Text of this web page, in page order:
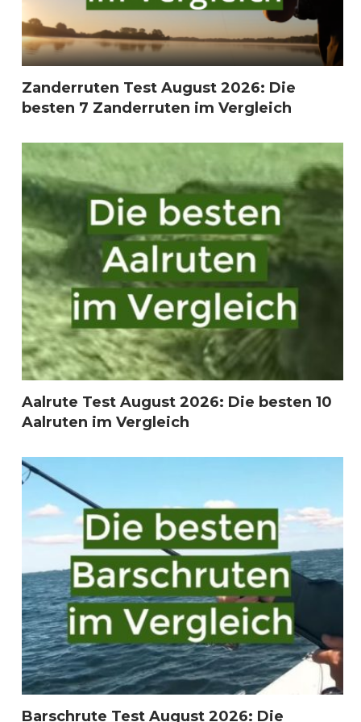
Zanderruten Test August 2026: Die
besten 7 Zanderruten im Vergleich
Aalrute Test August 2026: Die besten 10
Aalruten im Vergleich
Barschrute Test August 2026: Die